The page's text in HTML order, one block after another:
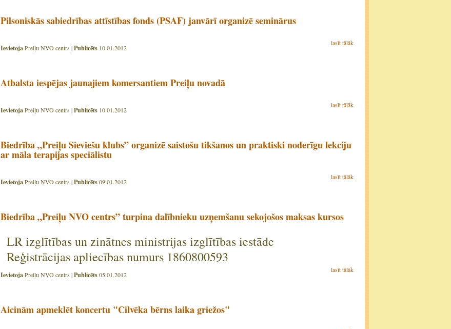
Pilsoniskās sabiedrības attīstības fonds (PSAF) janvārī organizē seminārus
lasīt tālāk
IevietojaPreiļu NVO centrs |Publicēts 10.01.2012
Atbalsta iespējas jaunajiem komersantiem Preiļu novadā
lasīt tālāk
IevietojaPreiļu NVO centrs |Publicēts 10.01.2012
Biedrība „Preiļu Sieviešu klubs” organizē saistošu tikšanos un praktiski noderīgu lekciju
ar māla terapijas speciālistu
lasīt tālāk
IevietojaPreiļu NVO centrs |Publicēts09.01.2012
Biedrība „Preiļu NVO centrs” turpina dalībnieku uzņemšanu sekojošos maksas kursos
LR izglītības un zinātnes ministrijas izglītības iestāde
Reģistrācijas apliecības numurs 1860800593
lasīt tālāk
IevietojaPreiļu NVO centrs |Publicēts05.01.2012
Aicinām apmeklēt koncertu "Cilvēka bērns laika griežos"